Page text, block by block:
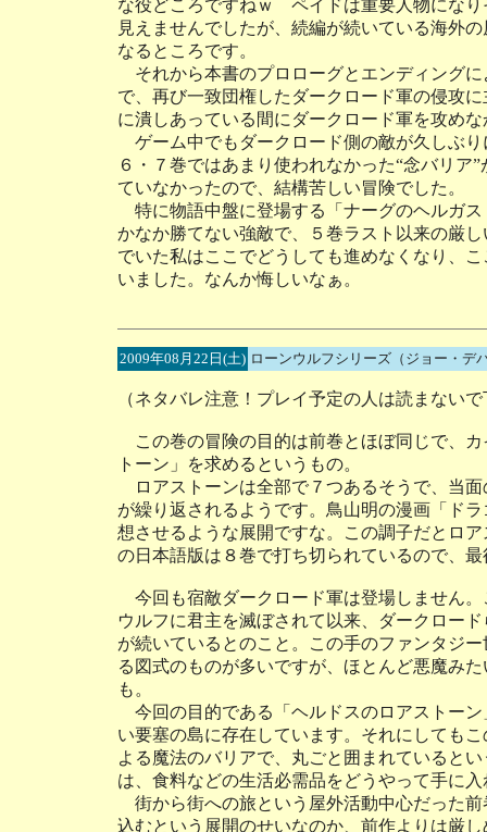
な役どころですねｗ ペイドは重要人物にな
見えませんでしたが、続編が続いている海外
なるところです。
それから本書のプロローグとエンディング
で、再び一致団権したダークロード軍の侵攻
に潰しあっている間にダークロード軍を攻め
ゲーム中でもダークロード側の敵が久しぶ
６・７巻ではあまり使われなかった“念バリア
ていなかったので、結構苦しい冒険でした。
特に物語中盤に登場する「ナーグのヘルガ
かなか勝てない強敵で、５巻ラスト以来の厳
でいた私はここでどうしても進めなくなり、
いました。なんか悔しいなぁ。
2009年08月22日(土) ローンウルフシリーズ（ジョー・
（ネタバレ注意！プレイ予定の人は読まない
この巻の冒険の目的は前巻とほぼ同じで、
トーン」を求めるというもの。
ロアストーンは全部で７つあるそうで、当
が繰り返されるようです。鳥山明の漫画「ド
想させるような展開ですな。この調子だとロ
の日本語版は８巻で打ち切られているので、
今回も宿敵ダークロード軍は登場しません
ウルフに君主を滅ぼされて以来、ダークロー
が続いているとのこと。この手のファンタジ
る図式のものが多いですが、ほとんど悪魔み
も。
今回の目的である「ヘルドスのロアストー
い要塞の島に存在しています。それにしても
よる魔法のバリアで、丸ごと囲まれていると
は、食料などの生活必需品をどうやって手に
街から街への旅という屋外活動中心だった
込むという展開のせいなのか、前作よりは厳